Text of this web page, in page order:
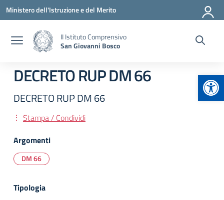
Vai ai contenuti
Vai al menu di navigazione
Vai al footer
Ministero dell'Istruzione e del Merito
II Istituto Comprensivo
San Giovanni Bosco
DECRETO RUP DM 66
DECRETO RUP DM 66
Stampa / Condividi
Argomenti
DM 66
Tipologia